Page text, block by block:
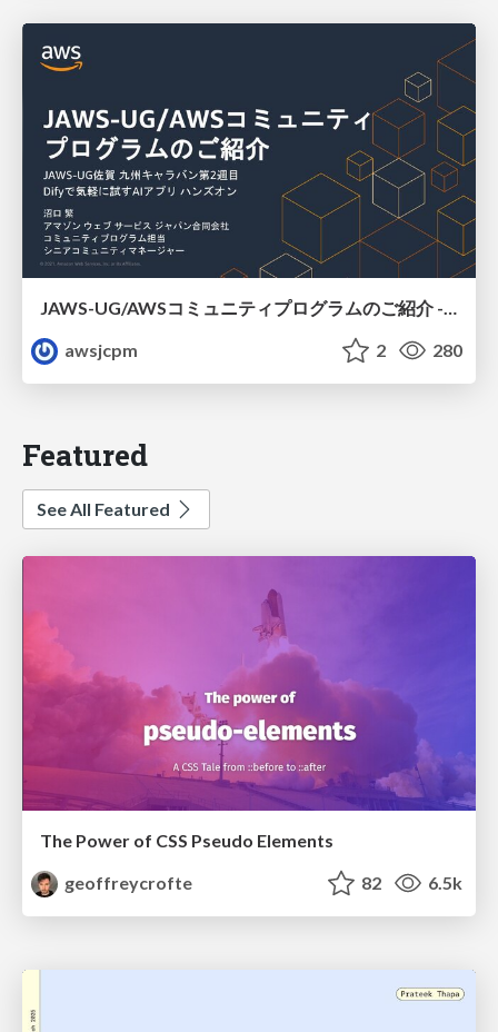
JAWS-UG/AWSコミュニティプログラムのご紹介 - JAWS-UG 佐賀
awsjcpm
2 280
Featured
See All Featured
The Power of CSS Pseudo Elements
geoffreycrofte
82 6.5k